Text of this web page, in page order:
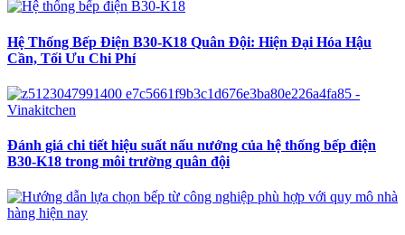
Hệ Thống Bếp Điện B30-K18 Quân Đội: Hiện Đại Hóa Hậu
Cần, Tối Ưu Chi Phí
Đánh giá chi tiết hiệu suất nấu nướng của hệ thống bếp điện
B30-K18 trong môi trường quân đội